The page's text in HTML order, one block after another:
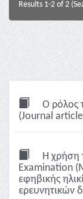
Results 1-2 of 2
O ρόλος
(Journal
Η χρήση
Examination
εφηβικής
ερευνητικών